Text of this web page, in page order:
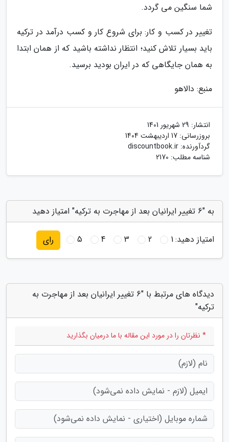
شما سنگین می گردد.
تغییر در کسب و کار: برای شروع کار و کسب درآمد در ترکیه
باید بسیار تلاش کنید؛ انتظار نداشته باشید که از همان ابتدا
به همان جایگاهی که در ایران بودید برسید.
منبع: دالاهو
انتشار: 29 شهریور 1401
بروزرسانی: 17 اردیبهشت 1404
گردآورنده: discountbook.ir
شناسه مطلب: 2170
به "6 تغییر ایرانیان بعد از مهاجرت به ترکیه" امتیاز دهید
امتیاز دهید:1
2
3
4
5 رای
دیدگاه های مرتبط با "6 تغییر ایرانیان بعد از مهاجرت به
ترکیه"
* نظرتان را در مورد این مقاله با ما درمیان بگذارید